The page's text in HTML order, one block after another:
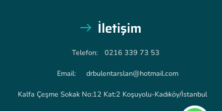
İletişim
Telefon: 0216 339 73 53
Email: drbulentarslan@hotmail.com
Kalfa Çeşme Sokak No:12 Kat:2 Koşuyolu-Kadıköy/İstanbul